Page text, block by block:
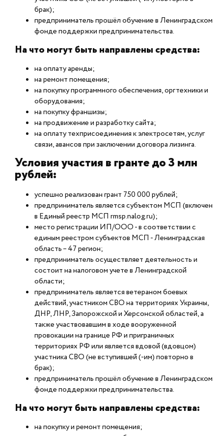
брак);
предприниматель прошёл обучение в Ленинградском
фонде поддержки предпринимательства.
На что могут быть направлены средства:
на оплату аренды;
на ремонт помещения;
на покупку программного обеспечения, оргтехники и
оборудования;
на покупку франшизы;
на продвижение и разработку сайта;
на оплату техприсоединения к электросетям, услуг
связи, авансов при заключении договора лизинга.
Условия участия в гранте до 3 млн
рублей:
успешно реализован грант 750 000 рублей;
предприниматель является субъектом МСП (включен
в Единый реестр МСП rmsp.nalog.ru);
место регистрации ИП/ООО - в соответствии с
единым реестром субъектов МСП - Ленинградская
область – 47 регион;
предприниматель осуществляет деятельность и
состоит на налоговом учете в Ленинградской
области;
предприниматель является ветераном боевых
действий, участником СВО на территориях Украины,
ДНР, ЛНР, Запорожской и Херсонской областей, а
также участвовавшим в ходе вооруженной
провокации на границе РФ и приграничных
территориях РФ или является вдовой (вдовцом)
участника СВО (не вступившей (-им) повторно в
брак);
предприниматель прошёл обучение в Ленинградском
фонде поддержки предпринимательства.
На что могут быть направлены средства:
на покупку и ремонт помещения;